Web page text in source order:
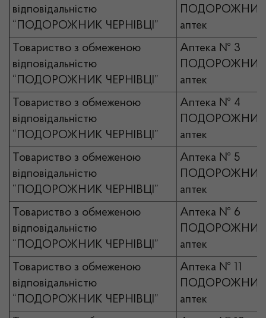
відповідальністю
“ПОДОРОЖНИК ЧЕРНІВЦІ”
ПОДОРОЖНИК
аптек
Товариство з обмеженою
відповідальністю
“ПОДОРОЖНИК ЧЕРНІВЦІ”
Аптека № 3
ПОДОРОЖНИК
аптек
Товариство з обмеженою
відповідальністю
“ПОДОРОЖНИК ЧЕРНІВЦІ”
Аптека № 4
ПОДОРОЖНИК
аптек
Товариство з обмеженою
відповідальністю
“ПОДОРОЖНИК ЧЕРНІВЦІ”
Аптека № 5
ПОДОРОЖНИК
аптек
Товариство з обмеженою
відповідальністю
“ПОДОРОЖНИК ЧЕРНІВЦІ”
Аптека № 6
ПОДОРОЖНИК
аптек
Товариство з обмеженою
відповідальністю
“ПОДОРОЖНИК ЧЕРНІВЦІ”
Аптека № 11
ПОДОРОЖНИК
аптек